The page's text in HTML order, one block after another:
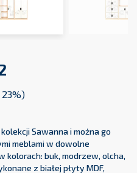
23%)
Sawanna i można go
meblami w dowolne
kolorach: buk, modrzew, olcha,
z białej płyty MDF,